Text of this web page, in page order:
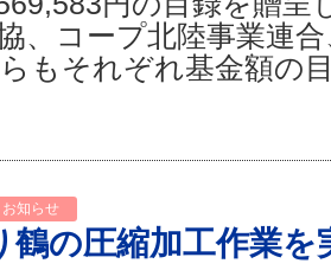
、コープ北陸事業連
もそれぞれ基金額の
お知らせ
鶴の圧縮加工作業を